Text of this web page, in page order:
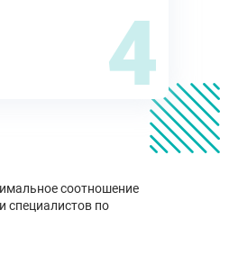
4
соотношение
специалистов по